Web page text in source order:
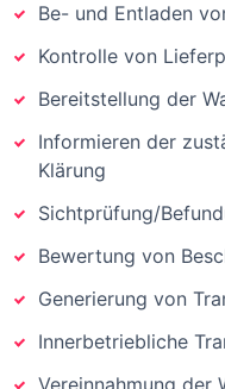
Be- und Entladen
Kontrolle von
Bereitstellung der
Informieren der
Klärung
Sichtprüfung/
Bewertung von
Generierung von
Innerbetriebliche
Vereinnahmung der